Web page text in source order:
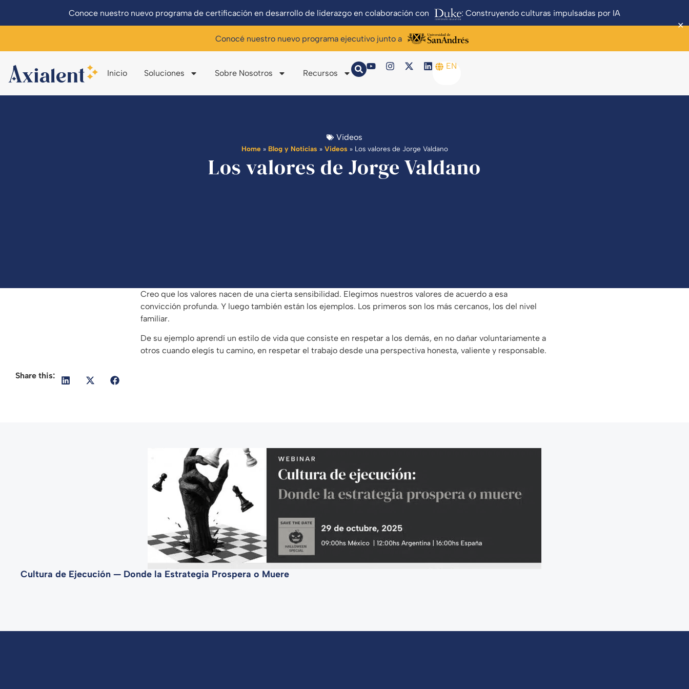
Conoce nuestro nuevo programa de certificación en desarrollo de liderazgo en colaboración con : Construyendo culturas impulsadas por IA
Conocé nuestro nuevo programa ejecutivo junto a
✕
Inicio Soluciones Sobre Nosotros Recursos
EN
Videos
Home » Blog y Noticias » Videos » Los valores de Jorge Valdano
Los valores de Jorge Valdano
Creo que los valores nacen de una cierta sensibilidad. Elegimos nuestros valores de acuerdo a esa
convicción profunda. Y luego también están los ejemplos. Los primeros son los más cercanos, los del nivel
familiar.
De su ejemplo aprendí un estilo de vida que consiste en respetar a los demás, en no dañar voluntariamente a
otros cuando elegís tu camino, en respetar el trabajo desde una perspectiva honesta, valiente y responsable.
Share this:
Cultura de Ejecución — Donde la Estrategia Prospera o Muere